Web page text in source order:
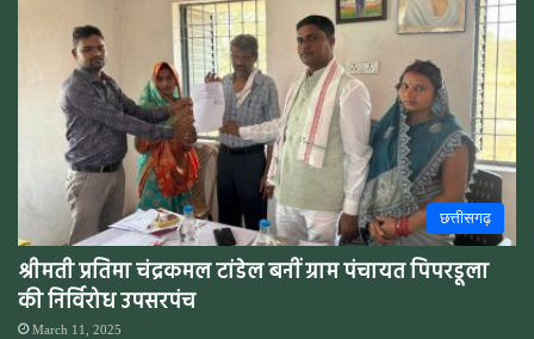
छत्तीसगढ़
श्रीमती प्रतिमा चंद्रकमल टांडेल बनीं ग्राम पंचायत पिपरडूला
की निर्विरोध उपसरपंच
March 11, 2025